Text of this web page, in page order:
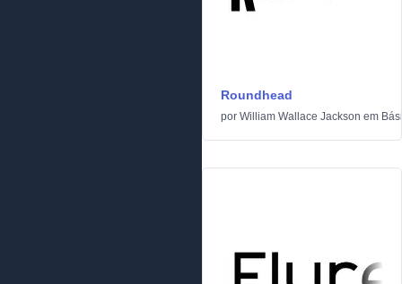
Roundhead
por William Wallace Jackson em